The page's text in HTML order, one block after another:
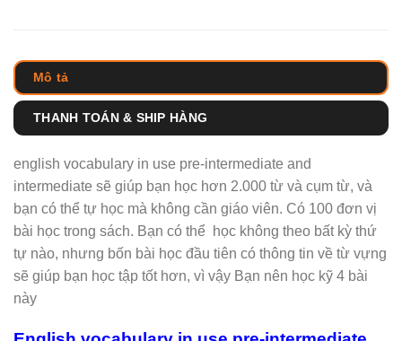
Mô tả
THANH TOÁN & SHIP HÀNG
english vocabulary in use pre-intermediate and
intermediate sẽ giúp bạn học hơn 2.000 từ và cụm từ, và
bạn có thể tự học mà không cần giáo viên. Có 100 đơn vị
bài học trong sách. Bạn có thể học không theo bất kỳ thứ
tự nào, nhưng bốn bài học đầu tiên có thông tin về từ vựng
sẽ giúp bạn học tập tốt hơn, vì vậy Bạn nên học kỹ 4 bài
này